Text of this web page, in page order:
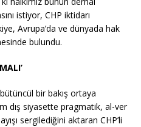
istiyor, CHP iktidarı
Avrupa’da ve dünyada hak
bulundu.
bir bakış ortaya
dış siyasette pragmatik, al-ver
sergilediğini aktaran CHP’li